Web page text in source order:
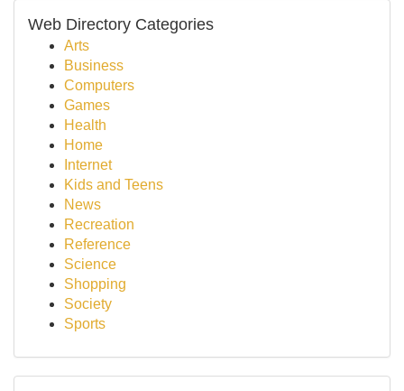
Web Directory Categories
Arts
Business
Computers
Games
Health
Home
Internet
Kids and Teens
News
Recreation
Reference
Science
Shopping
Society
Sports